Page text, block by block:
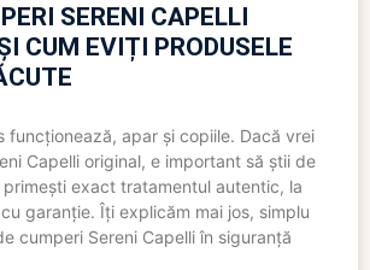
SERENI CAPELLI
CUM EVIȚI PRODUSELE
funcționează, apar și copiile. Dacă vrei
Capelli original, e important să știi de
primești exact tratamentul autentic, la
garanție. Îți explicăm mai jos, simplu
cumperi Sereni Capelli în siguranță